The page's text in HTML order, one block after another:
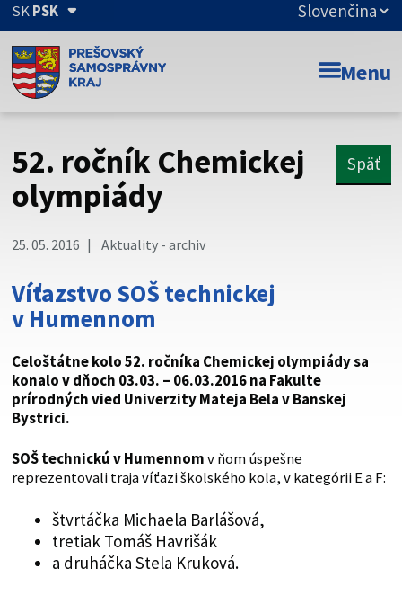
SKPSK
Doména psk.sk je oficiálna
Toto je oficiálna webová stránka Prešovského
Táto stránka je zabezpečená
cez zabezpečenú webovú stránku. Zabezpečená stránka
vždy začína https:// pred názvom domény webového sídla.
Menu
52. ročník Chemickej
olympiády
Späť
25. 05. 2016 Aktuality - archiv
Víťazstvo SOŠ technickej
v Humennom
Celoštátne kolo 52. ročníka Chemickej olympiády sa
konalo v dňoch 03.03. – 06.03.2016 na Fakulte
prírodných vied Univerzity Mateja Bela v Banskej
Bystrici.
SOŠ technickú v Humennomv ňom úspešne
reprezentovali traja víťazi školského kola, v kategórii E a F:
štvrtáčka Michaela Barlášová,
tretiak Tomáš Havrišák
a druháčka Stela Kruková.